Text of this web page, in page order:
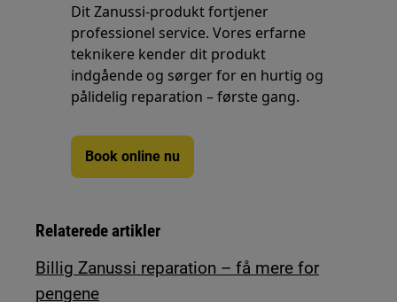
Dit Zanussi-produkt fortjener
professionel service. Vores erfarne
teknikere kender dit produkt
indgående og sørger for en hurtig og
pålidelig reparation – første gang.
Book online nu
Relaterede artikler
Billig Zanussi reparation – få mere for
pengene